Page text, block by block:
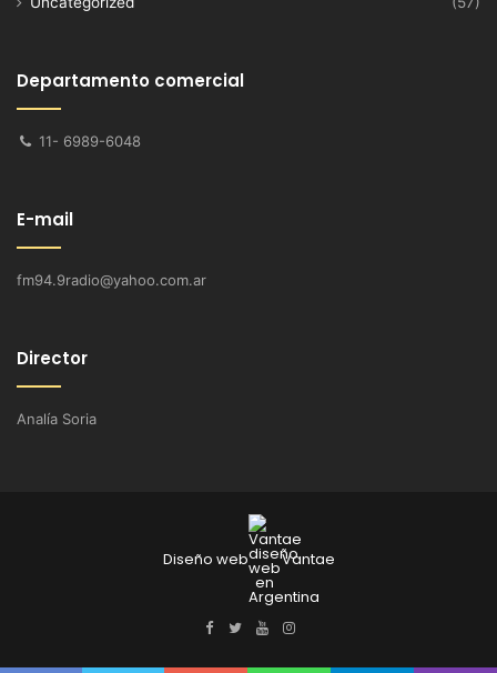
Departamento comercial
11- 6989-6048
E-mail
fm94.9radio@yahoo.com.ar
Director
Analía Soria
Diseño web Vantae